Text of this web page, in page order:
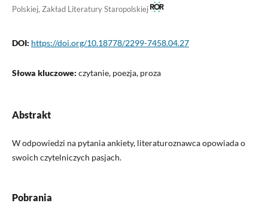
Polskiej, Zakład Literatury Staropolskiej
DOI: https://doi.org/10.18778/2299-7458.04.27
Słowa kluczowe: czytanie, poezja, proza
Abstrakt
W odpowiedzi na pytania ankiety, literaturoznawca opowiada o
swoich czytelniczych pasjach.
Pobrania